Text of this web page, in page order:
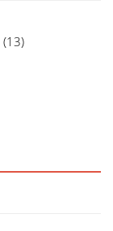
(13)